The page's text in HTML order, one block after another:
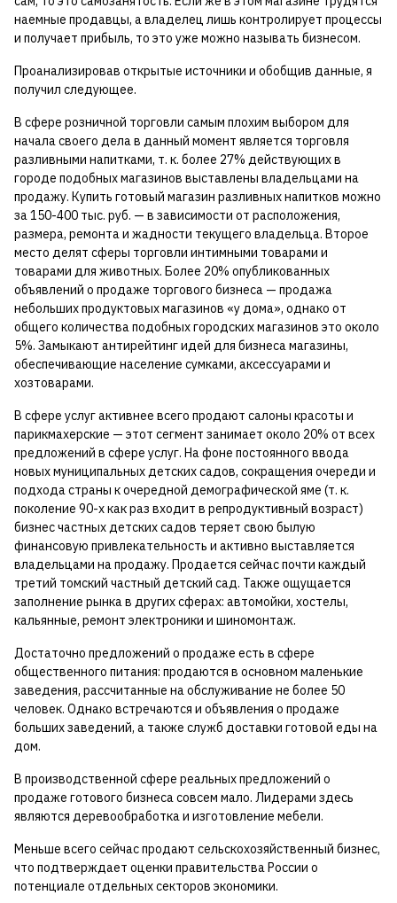
наемные продавцы, а владелец лишь контролирует процессы
и получает прибыль, то это уже можно называть бизнесом.
Проанализировав открытые источники и обобщив данные, я
получил следующее.
В сфере розничной торговли самым плохим выбором для
начала своего дела в данный момент является торговля
разливными напитками, т. к. более 27% действующих в
городе подобных магазинов выставлены владельцами на
продажу. Купить готовый магазин разливных напитков можно
за 150-400 тыс. руб. — в зависимости от расположения,
размера, ремонта и жадности текущего владельца. Второе
место делят сферы торговли интимными товарами и
товарами для животных. Более 20% опубликованных
объявлений о продаже торгового бизнеса — продажа
небольших продуктовых магазинов «у дома», однако от
общего количества подобных городских магазинов это около
5%. Замыкают антирейтинг идей для бизнеса магазины,
обеспечивающие население сумками, аксессуарами и
хозтоварами.
В сфере услуг активнее всего продают салоны красоты и
парикмахерские — этот сегмент занимает около 20% от всех
предложений в сфере услуг. На фоне постоянного ввода
новых муниципальных детских садов, сокращения очереди и
подхода страны к очередной демографической яме (т. к.
поколение 90-х как раз входит в репродуктивный возраст)
бизнес частных детских садов теряет свою былую
финансовую привлекательность и активно выставляется
владельцами на продажу. Продается сейчас почти каждый
третий томский частный детский сад. Также ощущается
заполнение рынка в других сферах: автомойки, хостелы,
кальянные, ремонт электроники и шиномонтаж.
Достаточно предложений о продаже есть в сфере
общественного питания: продаются в основном маленькие
заведения, рассчитанные на обслуживание не более 50
человек. Однако встречаются и объявления о продаже
больших заведений, а также служб доставки готовой еды на
дом.
В производственной сфере реальных предложений о
продаже готового бизнеса совсем мало. Лидерами здесь
являются деревообработка и изготовление мебели.
Меньше всего сейчас продают сельскохозяйственный бизнес,
что подтверждает оценки правительства России о
потенциале отдельных секторов экономики.